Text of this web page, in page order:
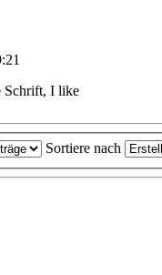
Schrift, I like
Sortiere nach